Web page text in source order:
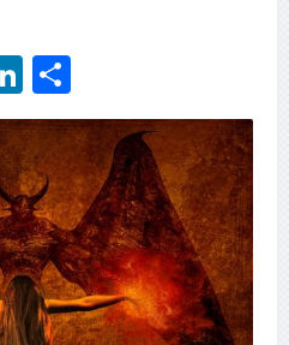
LinkedIn